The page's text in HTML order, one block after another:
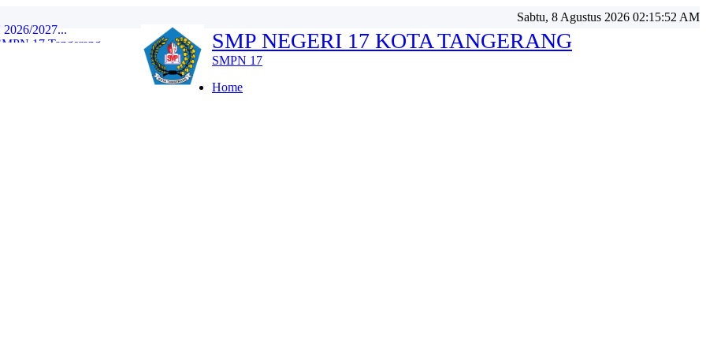
17 Tangerang...
Berkarakter dan...
Generasi Sehat...
Sabtu, 8 Agustus 2026 02:15:54 AM
SMP NEGERI 17 KOTA TANGERANG
SMPN 17
Home